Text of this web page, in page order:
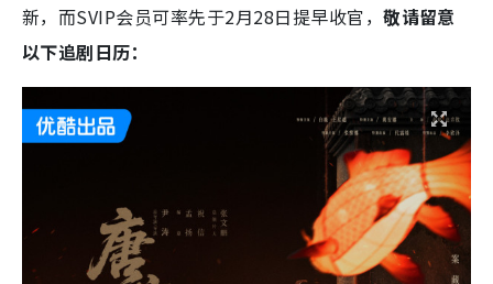
新，而SVIP会员可率先于2月28日提早收官，敬请留意
以下追剧日历：